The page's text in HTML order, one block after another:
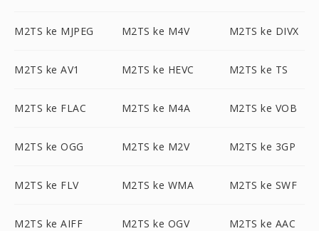
M2TS ke MJPEG M2TS ke M4V M2TS ke DIVX
M2TS ke AV1 M2TS ke HEVC M2TS ke TS
M2TS ke FLAC M2TS ke M4A M2TS ke VOB
M2TS ke OGG M2TS ke M2V M2TS ke 3GP
M2TS ke FLV M2TS ke WMA M2TS ke SWF
M2TS ke AIFF M2TS ke OGV M2TS ke AAC